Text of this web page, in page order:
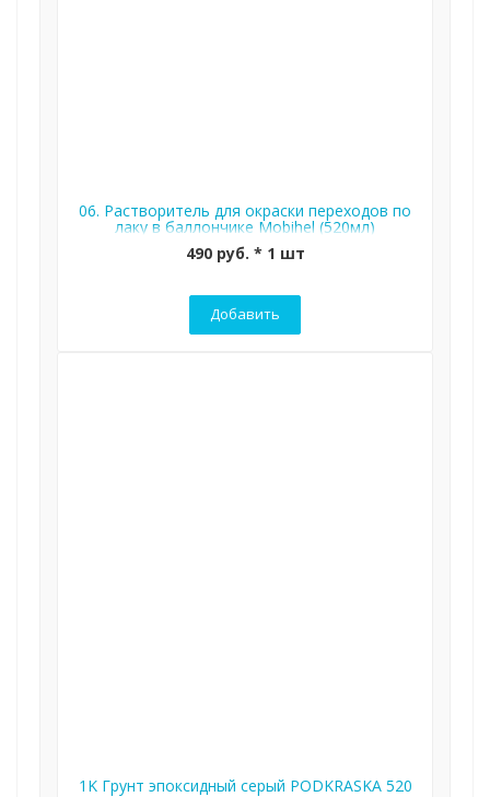
06. Растворитель для окраски переходов по
лаку в баллончике Mobihel (520мл)
490 руб. * 1 шт
Добавить
1K Грунт эпоксидный серый PODKRASKA 520